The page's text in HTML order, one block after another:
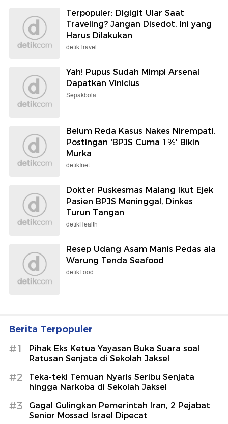
Terpopuler: Digigit Ular Saat
Traveling? Jangan Disedot, Ini yang
Harus Dilakukan
detikTravel
Yah! Pupus Sudah Mimpi Arsenal
Dapatkan Vinicius
Sepakbola
Belum Reda Kasus Nakes Nirempati,
Postingan 'BPJS Cuma 1%' Bikin
Murka
detikInet
Dokter Puskesmas Malang Ikut Ejek
Pasien BPJS Meninggal, Dinkes
Turun Tangan
detikHealth
Resep Udang Asam Manis Pedas ala
Warung Tenda Seafood
detikFood
Berita Terpopuler
#1
Pihak Eks Ketua Yayasan Buka Suara soal
Ratusan Senjata di Sekolah Jaksel
#2
Teka-teki Temuan Nyaris Seribu Senjata
hingga Narkoba di Sekolah Jaksel
#3
Gagal Gulingkan Pemerintah Iran, 2 Pejabat
Senior Mossad Israel Dipecat